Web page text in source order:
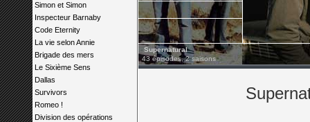
Simon et Simon
Inspecteur Barnaby
Code Eternity
La vie selon Annie
Brigade des mers
Le Sixième Sens
Dallas
Survivors
Romeo !
Division des opérations
Supernatural
43 épisodes, 2 saisons